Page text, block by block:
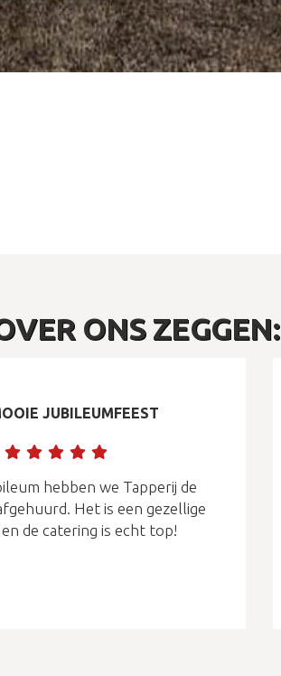
ONS ZEGGEN:
JUBILEUMFEEST
hebben we Tapperij de
Het is een gezellige
de catering is echt top!